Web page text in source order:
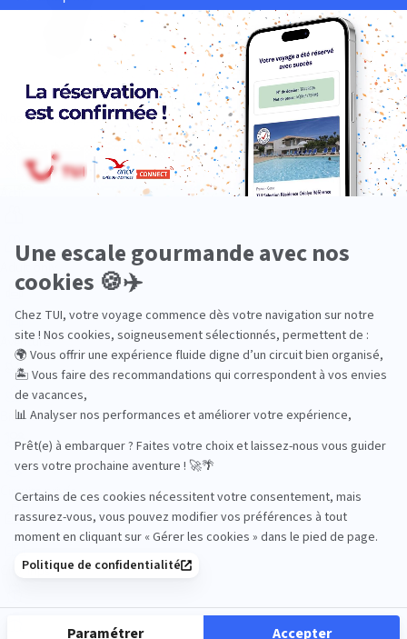
Océan Indien
Nos thématiques
Aventure
Bien-être
Circuits privés
City Trips